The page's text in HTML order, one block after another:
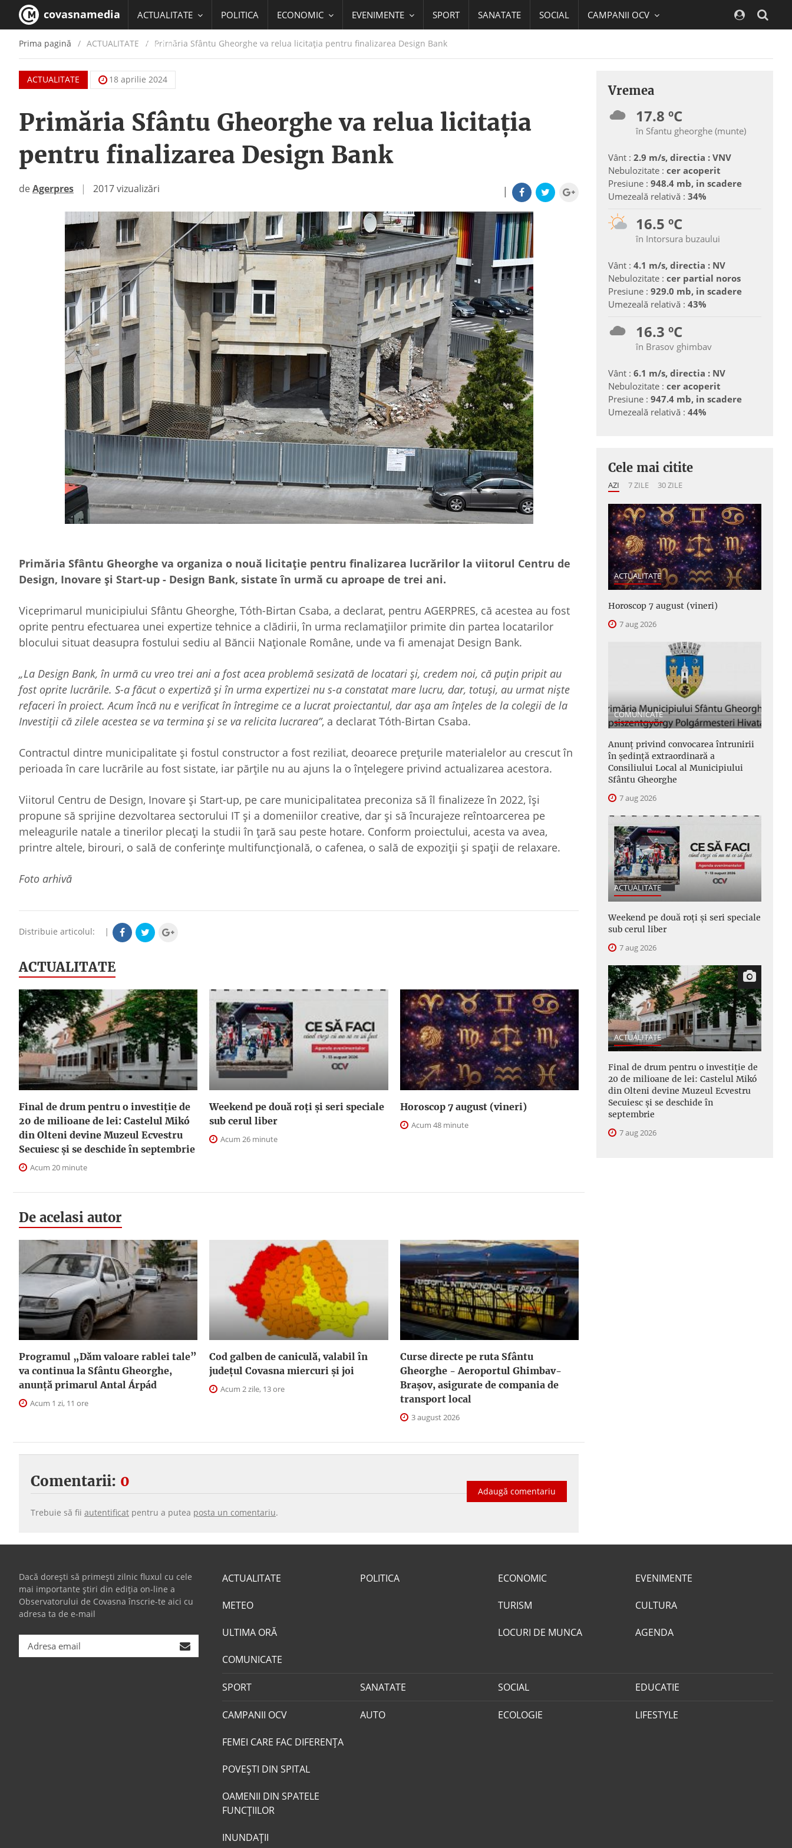
covasnamedia ACTUALITATE POLITICA ECONOMIC EVENIMENTE SPORT SANATATE SOCIAL CAMPANII OCV
EDUCATIE
Prima pagină ACTUALITATE / Primăria Sfântu Gheorghe va relua licitaţia pentru finalizarea Design Bank
ACTUALITATE 18 aprilie 2024
Primăria Sfântu Gheorghe va relua licitaţia
pentru finalizarea Design Bank
|
deAgerpres | 2017 vizualizări
Primăria Sfântu Gheorghe va organiza o nouă licitaţie pentru finalizarea lucrărilor la viitorul Centru de
Design, Inovare şi Start-up - Design Bank, sistate în urmă cu aproape de trei ani.
Viceprimarul municipiului Sfântu Gheorghe, Tóth-Birtan Csaba, a declarat, pentru AGERPRES, că acestea au fost
oprite pentru efectuarea unei expertize tehnice a clădirii, în urma reclamaţiilor primite din partea locatarilor
blocului situat deasupra fostului sediu al Băncii Naţionale Române, unde va fi amenajat Design Bank.
„La Design Bank, în urmă cu vreo trei ani a fost acea problemă sesizată de locatari şi, credem noi, că puţin pripit au
fost oprite lucrările. S-a făcut o expertiză şi în urma expertizei nu s-a constatat mare lucru, dar, totuşi, au urmat nişte
refaceri în proiect. Acum încă nu e verificat în întregime ce a lucrat proiectantul, dar aşa am înţeles de la colegii de la
Investiţii că zilele acestea se va termina şi se va relicita lucrarea”, a declarat Tóth-Birtan Csaba.
Contractul dintre municipalitate şi fostul constructor a fost reziliat, deoarece preţurile materialelor au crescut în
perioada în care lucrările au fost sistate, iar părţile nu au ajuns la o înţelegere privind actualizarea acestora.
Viitorul Centru de Design, Inovare şi Start-up, pe care municipalitatea preconiza să îl finalizeze în 2022, îşi
propune să sprijine dezvoltarea sectorului IT şi a domeniilor creative, dar şi să încurajeze reîntoarcerea pe
meleagurile natale a tinerilor plecaţi la studii în ţară sau peste hotare. Conform proiectului, acesta va avea,
printre altele, birouri, o sală de conferinţe multifuncţională, o cafenea, o sală de expoziţii şi spaţii de relaxare.
Foto arhivă
Distribuie articolul: |
ACTUALITATE
Final de drum pentru o investiție de
20 de milioane de lei: Castelul Mikó
din Olteni devine Muzeul Ecvestru
Secuiesc și se deschide în septembrie
Acum 20 minute
Weekend pe două roți și seri speciale
sub cerul liber
Acum 26 minute
Horoscop 7 august (vineri)
Acum 48 minute
De acelasi autor
Programul „Dăm valoare rablei tale”
va continua la Sfântu Gheorghe,
anunţă primarul Antal Árpád
Acum 1 zi, 11 ore
Cod galben de caniculă, valabil în
judeţul Covasna miercuri și joi
Acum 2 zile, 13 ore
Curse directe pe ruta Sfântu
Gheorghe - Aeroportul Ghimbav-
Braşov, asigurate de compania de
transport local
3 august 2026
Comentarii: 0
Adaugă comentariu
Trebuie să fii autentificat pentru a putea posta un comentariu.
Vremea
17.8 ºC
în Sfantu gheorghe (munte)
Vânt : 2.9 m/s, directia : VNV
Nebulozitate : cer acoperit
Presiune : 948.4 mb, in scadere
Umezeală relativă : 34%
16.5 ºC
în Intorsura buzaului
Vânt : 4.1 m/s, directia : NV
Nebulozitate : cer partial noros
Presiune : 929.0 mb, in scadere
Umezeală relativă : 43%
16.3 ºC
în Brasov ghimbav
Vânt : 6.1 m/s, directia : NV
Nebulozitate : cer acoperit
Presiune : 947.4 mb, in scadere
Umezeală relativă : 44%
Cele mai citite
AZI 7 ZILE 30 ZILE
ACTUALITATE
Horoscop 7 august (vineri)
7 aug 2026
COMUNICATE
Anunţ privind convocarea întrunirii
în şedinţă extraordinară a
Consiliului Local al Municipiului
Sfântu Gheorghe
7 aug 2026
ACTUALITATE
Weekend pe două roți și seri speciale
sub cerul liber
7 aug 2026
ACTUALITATE
Final de drum pentru o investiție de
20 de milioane de lei: Castelul Mikó
din Olteni devine Muzeul Ecvestru
Secuiesc și se deschide în
septembrie
7 aug 2026
Dacă dorești să primești zilnic fluxul cu cele
mai importante știri din ediția on-line a
Observatorului de Covasna înscrie-te aici cu
adresa ta de e-mail
ACTUALITATE
METEO
ULTIMA ORĂ
COMUNICATE
POLITICA ECONOMIC
TURISM
LOCURI DE MUNCA
EVENIMENTE
CULTURA
AGENDA
SPORT SANATATE SOCIAL EDUCATIE
CAMPANII OCV
FEMEI CARE FAC DIFERENȚA
POVEŞTI DIN SPITAL
OAMENII DIN SPATELE
FUNCŢIILOR
INUNDAŢII
AUTO ECOLOGIE LIFESTYLE